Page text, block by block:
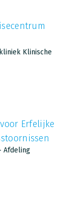
Klinische
Erfelijke
Afdeling